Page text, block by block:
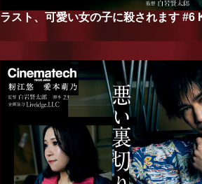
ラスト、可愛い女の子に殺されます #6